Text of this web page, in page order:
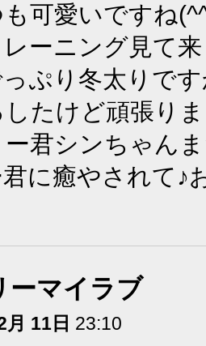
可愛いですね
ーニング見て
ぷり冬太りで
したけど頑張り
君シンちゃん
に癒やされて♪
ーマイラブ
月 11日 23:10